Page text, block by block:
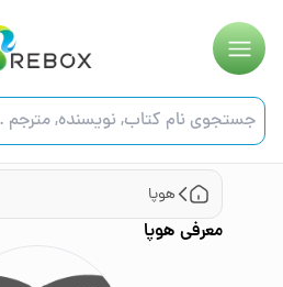
هوپا
معرفی هوپا